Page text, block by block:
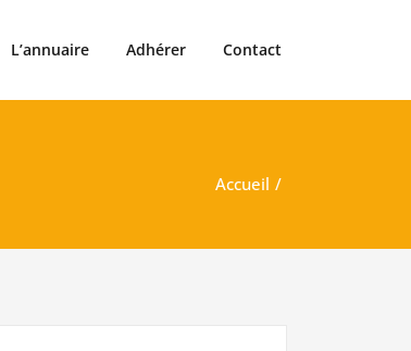
L’annuaire Adhérer Contact
Accueil